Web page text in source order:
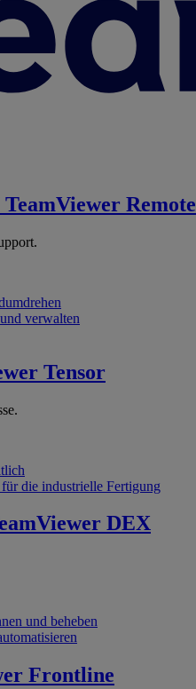
TeamViewer Remote
verwalten
Tensor
die industrielle Fertigung
DEX
und beheben
Frontline